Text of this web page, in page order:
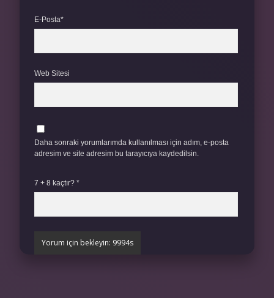
E-Posta*
Web Sitesi
Daha sonraki yorumlarımda kullanılması için adım, e-posta
adresim ve site adresim bu tarayıcıya kaydedilsin.
7 + 8 kaçtır? *